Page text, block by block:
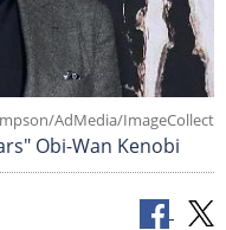
AdMedia/ImageCollect
Obi-Wan Kenobi